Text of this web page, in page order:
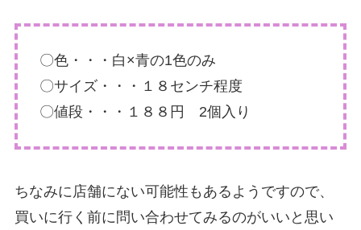
〇色・・・白×青の1色のみ
〇サイズ・・・１８センチ程度
〇値段・・・１８８円 2個入り
ちなみに店舗にない可能性もあるようですので、
買いに行く前に問い合わせてみるのがいいと思い